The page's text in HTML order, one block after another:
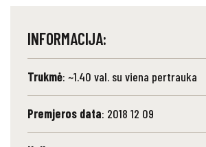
INFORMACIJA:
Trukmė: ~1.40 val. su viena pertrauka
Premjeros data: 2018 12 09